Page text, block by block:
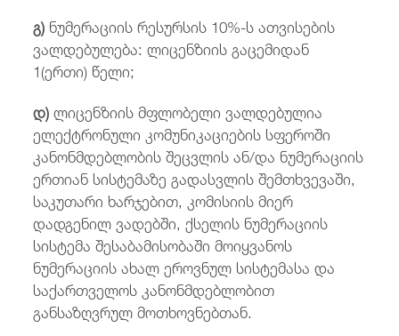
გ)ნუმერაციის რესურსის 10%-ს ათვისების
ვალდებულება: ლიცენზიის გაცემიდან
1(ერთი) წელი;
დ)ლიცენზიის მფლობელი ვალდებულია
ელექტრონული კომუნიკაციების სფეროში
კანონმდებლობის შეცვლის ან/და ნუმერაციის
ერთიან სისტემაზე გადასვლის შემთხვევაში,
საკუთარი ხარჯებით, კომისიის მიერ
დადგენილ ვადებში, ქსელის ნუმერაციის
სისტემა შესაბამისობაში მოიყვანოს
ნუმერაციის ახალ ეროვნულ სისტემასა და
საქართველოს კანონმდებლობით
განსაზღვრულ მოთხოვნებთან.